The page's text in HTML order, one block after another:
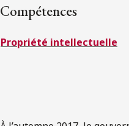
Compétences
Propriété intellectuelle